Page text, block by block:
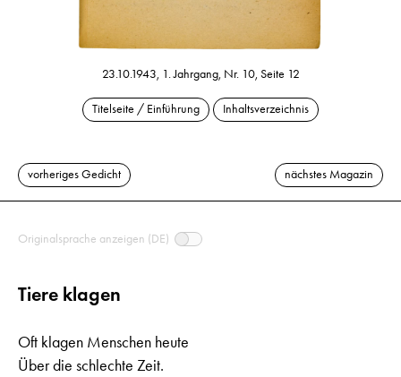
23.10.1943, 1. Jahrgang, Nr. 10, Seite 12
Titelseite / Einführung Inhaltsverzeichnis
vorheriges Gedicht nächstes Magazin
Originalsprache anzeigen (DE)
Tiere klagen
Oft klagen Menschen heute
Über die schlechte Zeit.